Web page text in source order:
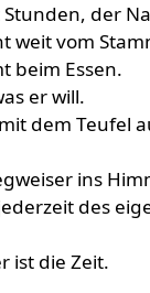
der
weit vom
beim Essen.
er will.
dem Teufel
ins
des
ist die Zeit.